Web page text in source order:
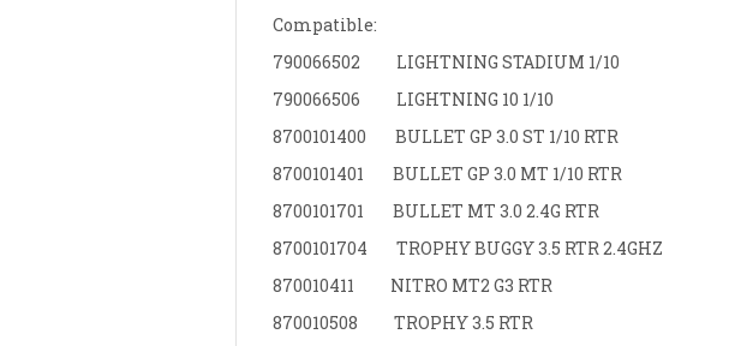
Compatible:
790066502
LIGHTNING STADIUM 1/10
790066506
LIGHTNING 10 1/10
8700101400
BULLET GP 3.0 ST 1/10 RTR
8700101401
BULLET GP 3.0 MT 1/10 RTR
8700101701
BULLET MT 3.0 2.4G RTR
8700101704
TROPHY BUGGY 3.5 RTR 2.4GHZ
870010411
NITRO MT2 G3 RTR
870010508
TROPHY 3.5 RTR